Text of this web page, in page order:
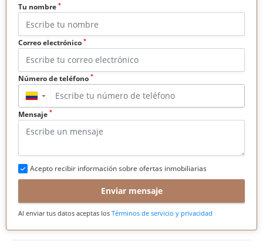
Tu nombre *
Correo electrónico *
Número de teléfono *
▼
Mensaje *
Acepto recibir información sobre ofertas inmobiliarias
Enviar mensaje
Al enviar tus datos aceptas los Términos de servicio y privacidad